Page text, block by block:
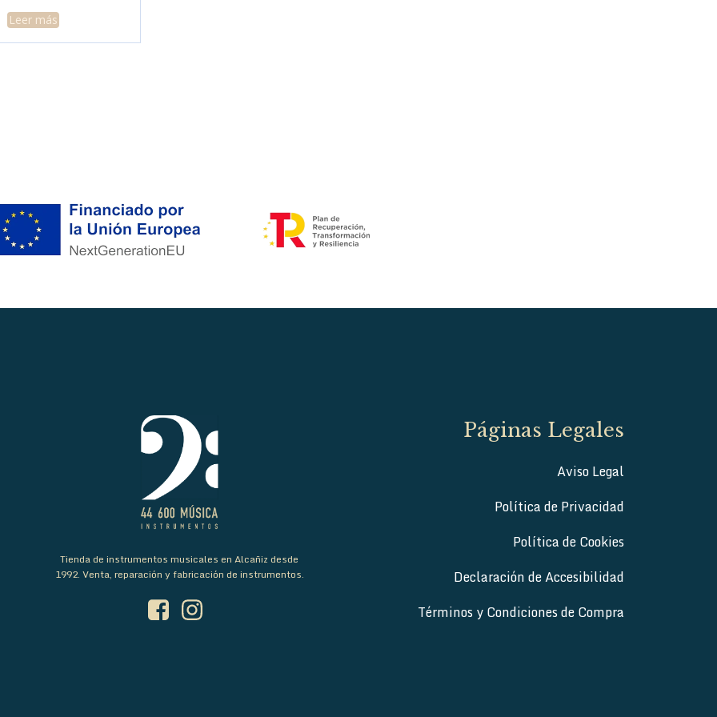
Leer más
Tienda de instrumentos musicales en Alcañiz desde
1992. Venta, reparación y fabricación de instrumentos.
Páginas Legales
Aviso Legal
Política de Privacidad
Política de Cookies
Declaración de Accesibilidad
Términos y Condiciones de Compra